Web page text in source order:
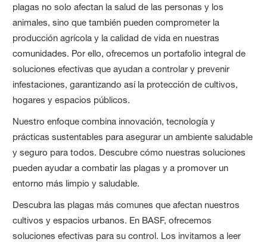
plagas no solo afectan la salud de las personas y los
animales, sino que también pueden comprometer la
producción agrícola y la calidad de vida en nuestras
comunidades. Por ello, ofrecemos un portafolio integral de
soluciones efectivas que ayudan a controlar y prevenir
infestaciones, garantizando así la protección de cultivos,
hogares y espacios públicos.
Nuestro enfoque combina innovación, tecnología y
prácticas sustentables para asegurar un ambiente saludable
y seguro para todos. Descubre cómo nuestras soluciones
pueden ayudar a combatir las plagas y a promover un
entorno más limpio y saludable.
Descubra las plagas más comunes que afectan nuestros
cultivos y espacios urbanos. En BASF, ofrecemos
soluciones efectivas para su control. Los invitamos a leer